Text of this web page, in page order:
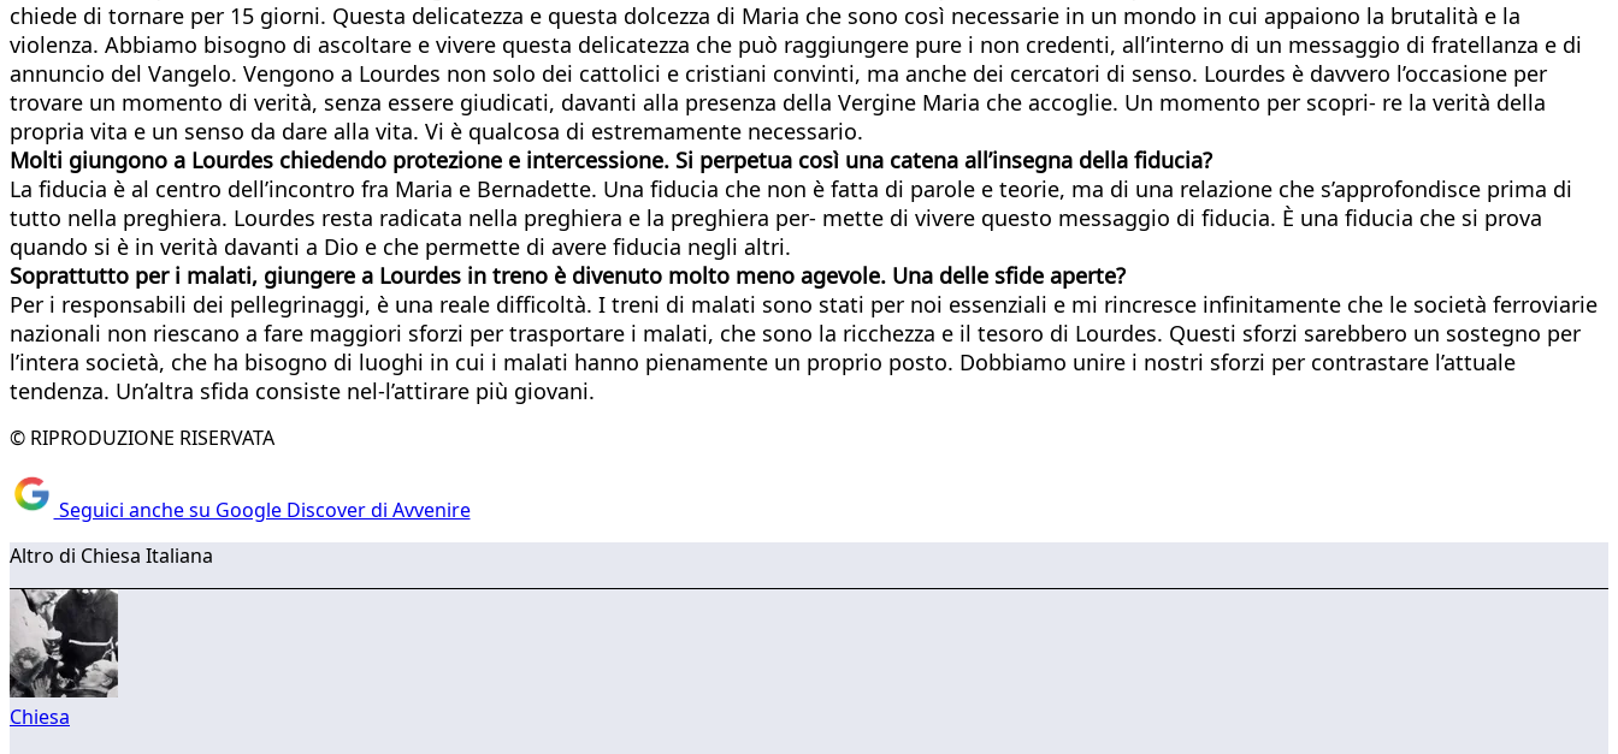
chiede di tornare per 15 giorni. Questa delicatezza e questa dolcezza di Maria che sono così necessarie in un mondo in cui appaiono la brutalità e la
violenza. Abbiamo bisogno di ascoltare e vivere questa delicatezza che può raggiungere pure i non credenti, all’interno di un messaggio di fratellanza e di
annuncio del Vangelo. Vengono a Lourdes non solo dei cattolici e cristiani convinti, ma anche dei cercatori di senso. Lourdes è davvero l’occasione per
trovare un momento di verità, senza essere giudicati, davanti alla presenza della Vergine Maria che accoglie. Un momento per scopri- re la verità della
propria vita e un senso da dare alla vita. Vi è qualcosa di estremamente necessario.
Molti giungono a Lourdes chiedendo protezione e intercessione. Si perpetua così una catena all’insegna della fiducia?
La fiducia è al centro dell’incontro fra Maria e Bernadette. Una fiducia che non è fatta di parole e teorie, ma di una relazione che s’approfondisce prima di
tutto nella preghiera. Lourdes resta radicata nella preghiera e la preghiera per- mette di vivere questo messaggio di fiducia. È una fiducia che si prova
quando si è in verità davanti a Dio e che permette di avere fiducia negli altri.
Soprattutto per i malati, giungere a Lourdes in treno è divenuto molto meno agevole. Una delle sfide aperte?
Per i responsabili dei pellegrinaggi, è una reale difficoltà. I treni di malati sono stati per noi essenziali e mi rincresce infinitamente che le società ferroviarie
nazionali non riescano a fare maggiori sforzi per trasportare i malati, che sono la ricchezza e il tesoro di Lourdes. Questi sforzi sarebbero un sostegno per
l’intera società, che ha bisogno di luoghi in cui i malati hanno pienamente un proprio posto. Dobbiamo unire i nostri sforzi per contrastare l’attuale
tendenza. Un’altra sfida consiste nel-l’attirare più giovani.
© RIPRODUZIONE RISERVATA
Seguici anche su Google Discover di Avvenire
Altro di Chiesa Italiana
Chiesa